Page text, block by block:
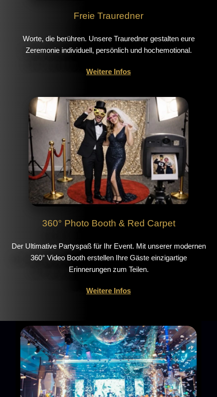
Freie Trauredner
Worte, die berühren. Unsere Trauredner gestalten eure
Zeremonie individuell, persönlich und hochemotional.
Weitere Infos
360° Photo Booth & Red Carpet
Der Ultimative Partyspaß für Ihr Event. Mit unserer modernen
360° Video Booth erstellen Ihre Gäste einzigartige
Erinnerungen zum Teilen.
Weitere Infos